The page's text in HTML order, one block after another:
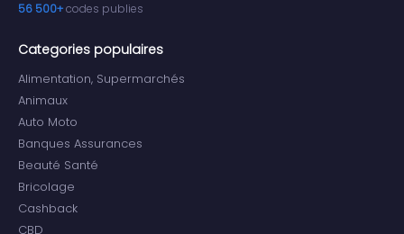
56 500+codes publies
Categories populaires
Alimentation, Supermarchés
Animaux
Auto Moto
Banques Assurances
Beauté Santé
Bricolage
Cashback
CBD